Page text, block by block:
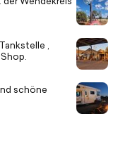
,
schöne